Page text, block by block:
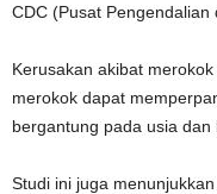
CDC (Pusat Pengendalian
Kerusakan akibat
merokok dapat
bergantung pada usia dan
Studi ini juga